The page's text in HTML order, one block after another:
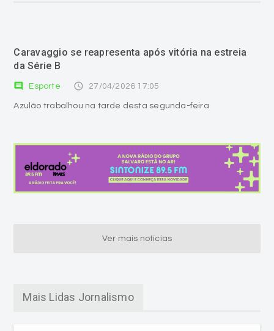
Caravaggio se reapresenta após vitória na estreia
da Série B
comment Esporte access_time 27/04/2026 17:05
Azulão trabalhou na tarde desta segunda-feira
Ver mais notícias
Mais Lidas Jornalismo